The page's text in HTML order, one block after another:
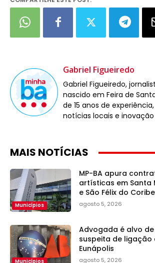
Gabriel Figueiredo
Gabriel Figueiredo,
nascido em Feira de
de 15 anos de
notícias locais e inovação
MAIS NOTÍCIAS
Municípios
MP-BA apura
artísticas em Santa
e São Félix do Coribe
agosto 5, 2026
Municípios
Advogada é alvo
suspeita de
Eunápolis
agosto 5, 2026